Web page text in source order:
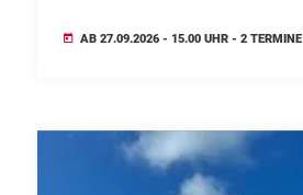
AB 27.09.2026 - 15.00 UHR - 2 TERMINE